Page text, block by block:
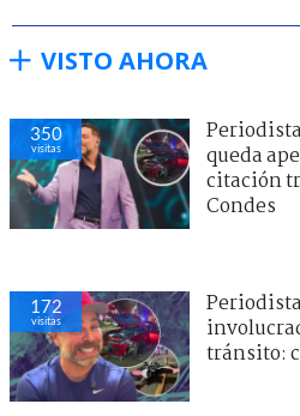
VISTO AHORA
350
visitas
queda
citación
Condes
172
visitas
tránsito: